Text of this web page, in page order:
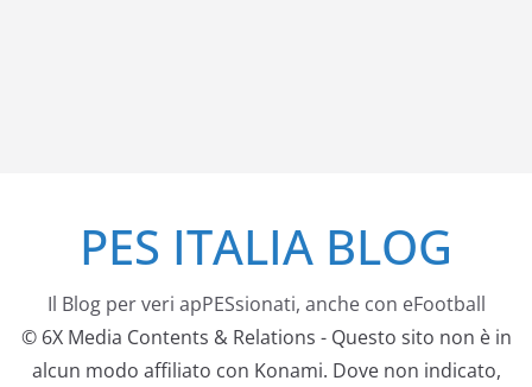
contenutoPES ITALIA BLOG
Il Blog per veri apPESsionati, anche con eFootball
© 6X Media Contents & Relations - Questo sito non è in
alcun modo affiliato con Konami. Dove non indicato,